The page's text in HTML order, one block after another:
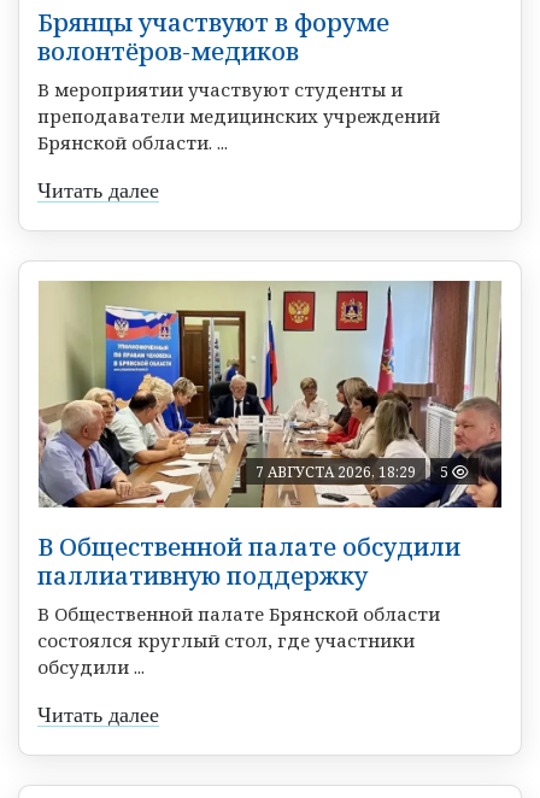
Брянцы участвуют в форуме
волонтёров-медиков
В мероприятии участвуют студенты и
преподаватели медицинских учреждений
Брянской области. ...
Читать далее
7 АВГУСТА 2026, 18:29 5
В Общественной палате обсудили
паллиативную поддержку
В Общественной палате Брянской области
состоялся круглый стол, где участники
обсудили ...
Читать далее